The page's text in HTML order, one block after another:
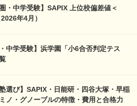
・中学受験】SAPIX 上位校偏差値＜
年4月）
中学受験】浜学園「小6合否判定テス
選び】SAPIX・日能研・四谷大塚・早稲
ノ・グノーブルの特徴・費用と合格力